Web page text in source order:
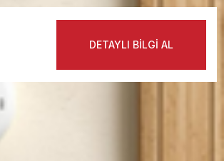
DETAYLI BİLGİ AL